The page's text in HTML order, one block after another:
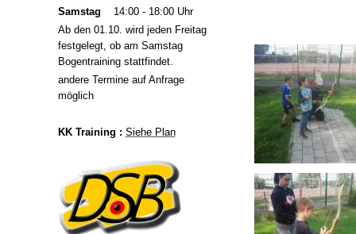
Samstag
14:00 - 18:00 Uhr
Ab den 01.10. wird jeden Freitag
festgelegt, ob am Samstag
Bogentraining stattfindet.
andere Termine auf Anfrage
möglich
KK Training : Siehe Plan